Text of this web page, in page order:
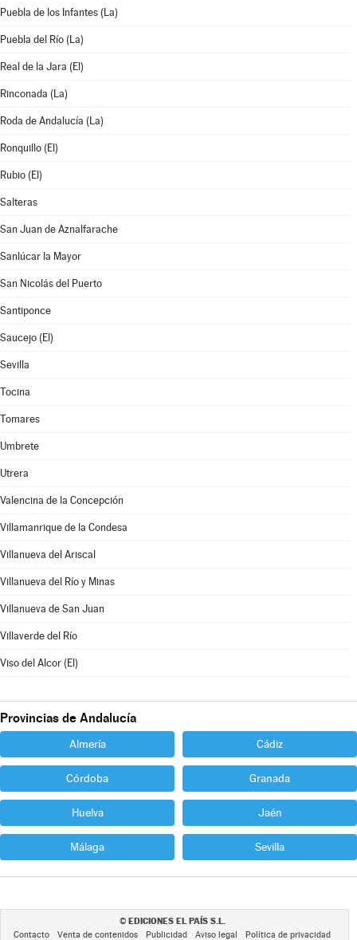
Puebla de los Infantes (La)
Puebla del Río (La)
Real de la Jara (El)
Rinconada (La)
Roda de Andalucía (La)
Ronquillo (El)
Rubio (El)
Salteras
San Juan de Aznalfarache
Sanlúcar la Mayor
San Nicolás del Puerto
Santiponce
Saucejo (El)
Sevilla
Tocina
Tomares
Umbrete
Utrera
Valencina de la Concepción
Villamanrique de la Condesa
Villanueva del Ariscal
Villanueva del Río y Minas
Villanueva de San Juan
Villaverde del Río
Viso del Alcor (El)
Provincias de Andalucía
Almería Cádiz
Córdoba Granada
Huelva Jaén
Málaga Sevilla
© EDICIONES EL PAÍS S.L.
Contacto Venta de contenidos Publicidad Aviso legal Política de privacidad